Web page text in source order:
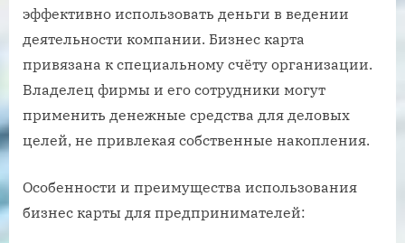
эффективно использовать деньги в ведении
деятельности компании. Бизнес карта
привязана к специальному счёту организации.
Владелец фирмы и его сотрудники могут
применить денежные средства для деловых
целей, не привлекая собственные накопления.
Особенности и преимущества использования
бизнес карты для предпринимателей: